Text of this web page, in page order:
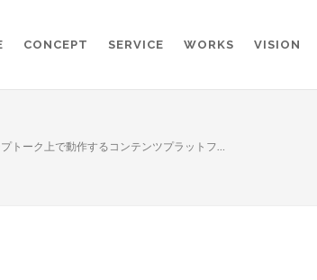
CONCEPT SERVICE WORKS VISION
トーク上で動作するコンテンツプラットフ…